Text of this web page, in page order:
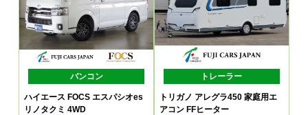
バンコン
ハイエース FOCS エスパシオes
リノタクミ 4WD
トレーラー
トリガノ アレグラ450 家庭用エ
アコン FFヒーター